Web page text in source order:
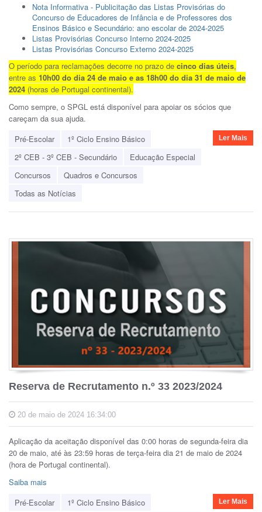
Nota Informativa - Publicitação das Listas Provisórias do
Concurso de Educadores de Infância e de Professores dos
Ensinos Básico e Secundário: ano escolar de 2024-2025
Listas Provisórias Concurso Interno 2024-2025
Listas Provisórias Concurso Externo 2024-2025
O período para reclamações decorre no prazo de cinco dias úteis,
entre as 10h00 do dia 24 de maio e as 18h00 do dia 31 de maio de
2024 (horas de Portugal continental).
Como sempre, o SPGL está disponível para apoiar os sócios que
careçam da sua ajuda.
Pré-Escolar
1º Ciclo Ensino Básico
2º CEB - 3º CEB - Secundário
Educação Especial
Concursos
Quadros e Concursos
Todas as Notícias
Ler Mais
Reserva de Recrutamento n.º 33 2023/2024
20 de maio de 2024 16:34:00
Aplicação da aceitação disponível das 0:00 horas de segunda-feira dia
20 de maio, até às 23:59 horas de terça-feira dia 21 de maio de 2024
(hora de Portugal continental).
Saiba mais
Pré-Escolar
1º Ciclo Ensino Básico
Ler Mais